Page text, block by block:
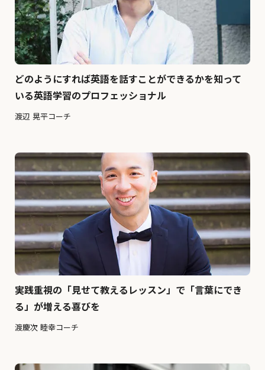
どのようにすれば英語を話すことができるかを知って
いる英語学習のプロフェッショナル
渡辺 晃平コーチ
実践重視の「見せて教えるレッスン」で「言葉にでき
る」が増える喜びを
渡慶次 睦幸コーチ